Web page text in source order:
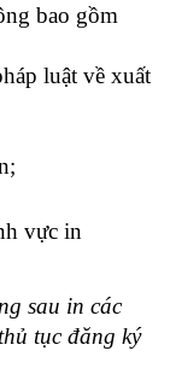
bao gồm
luật về xuất
vực in
sau in các
tục đăng ký